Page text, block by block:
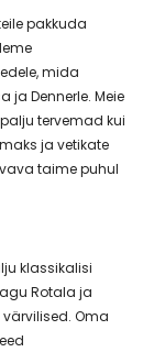
pakkuda
mida
Dennerle. Meie
tervemad kui
ja vetikate
taime puhul
klassikalisi
Rotala ja
Oma